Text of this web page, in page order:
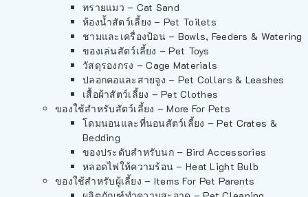
ทรายแมว – Cat Sand
ห้องน้ำสัตว์เลี้ยง – Pet Toilets
ชามและเครื่องป้อน – Bowls, Feeders & Watering
ของเล่นสัตว์เลี้ยง – Pet Toys
วัสดุรองกรง – Cage Materials
ปลอกคอและสายจูง – Pet Collars & Leashes
เสื้อผ้าสัตว์เลี้ยง – Pet Clothes
ของใช้สำหรับสัตว์เลี้ยง – More For Pets
โดมนอนและที่นอนสัตว์เลี้ยง – Pet Crates &
Bedding
ของประดับสำหรับนก – Bird Accessories
หลอดไฟให้ความร้อน – Heat Light Bulb
ของใช้สำหรับผู้เลี้ยง – Items For Pet Parents